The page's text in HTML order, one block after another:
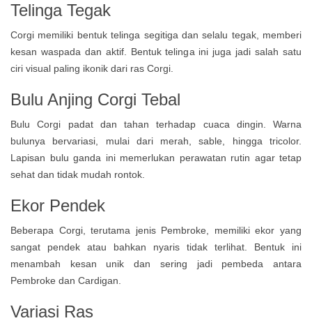
Telinga Tegak
Corgi memiliki bentuk telinga segitiga dan selalu tegak, memberi
kesan waspada dan aktif. Bentuk telinga ini juga jadi salah satu
ciri visual paling ikonik dari ras Corgi.
Bulu Anjing Corgi Tebal
Bulu Corgi padat dan tahan terhadap cuaca dingin. Warna
bulunya bervariasi, mulai dari merah, sable, hingga tricolor.
Lapisan bulu ganda ini memerlukan perawatan rutin agar tetap
sehat dan tidak mudah rontok.
Ekor Pendek
Beberapa Corgi, terutama jenis Pembroke, memiliki ekor yang
sangat pendek atau bahkan nyaris tidak terlihat. Bentuk ini
menambah kesan unik dan sering jadi pembeda antara
Pembroke dan Cardigan.
Variasi Ras